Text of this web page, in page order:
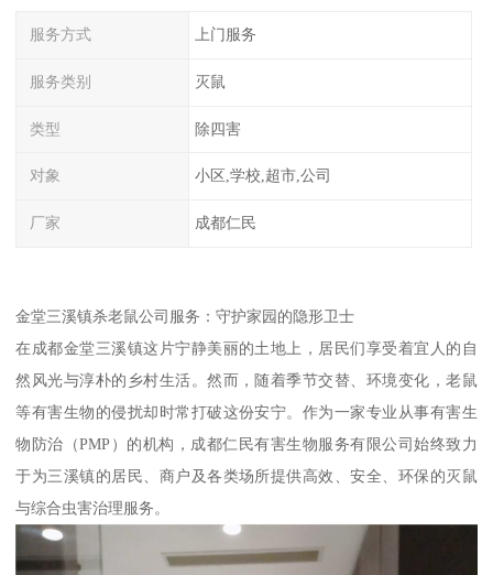
服务方式 上门服务
服务类别 灭鼠
类型 除四害
对象 小区,学校,超市,公司
厂家 成都仁民
金堂三溪镇杀老鼠公司服务：守护家园的隐形卫士
在成都金堂三溪镇这片宁静美丽的土地上，居民们享受着宜人的自
然风光与淳朴的乡村生活。然而，随着季节交替、环境变化，老鼠
等有害生物的侵扰却时常打破这份安宁。作为一家专业从事有害生
物防治（PMP）的机构，成都仁民有害生物服务有限公司始终致力
于为三溪镇的居民、商户及各类场所提供高效、安全、环保的灭鼠
与综合虫害治理服务。